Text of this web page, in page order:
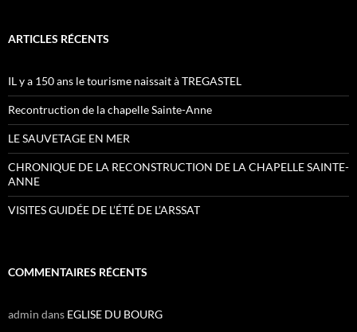
ARTICLES RÉCENTS
IL y a 150 ans le tourisme naissait à TREGASTEL
Recontruction de la chapelle Sainte-Anne
LE SAUVETAGE EN MER
CHRONIQUE DE LA RECONSTRUCTION DE LA CHAPELLE SAINTE-
ANNE
VISITES GUIDÉE DE L’ÉTÉ DE L’ARSSAT
COMMENTAIRES RÉCENTS
admin dans EGLISE DU BOURG